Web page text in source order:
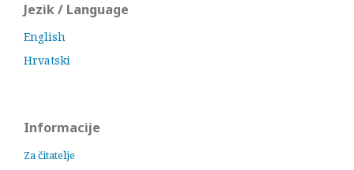
Jezik / Language
English
Hrvatski
Informacije
Za čitatelje